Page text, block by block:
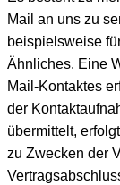
Mail an uns zu
beispielsweise
Ähnliches. Eine
Mail-Kontaktes
der
übermittelt,
zu Zwecken der